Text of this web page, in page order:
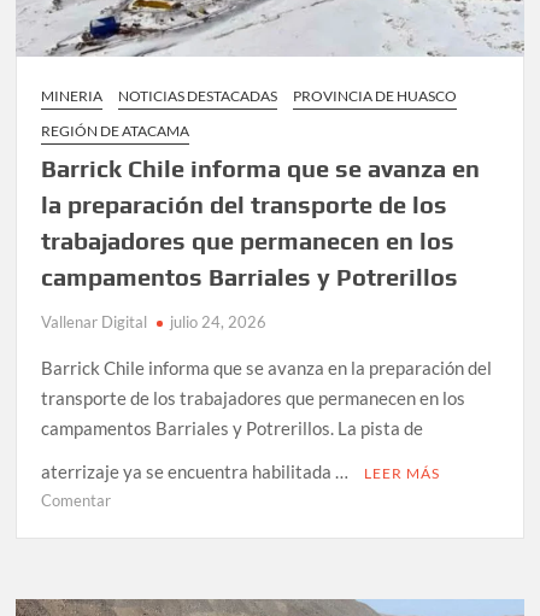
a
Barrick
MINERIA NOTICIAS DESTACADAS
PROVINCIA DE HUASCO
REGIÓN DE ATACAMA
Barrick Chile informa que se avanza en
la preparación del transporte de los
trabajadores que permanecen en los
campamentos Barriales y Potrerillos
Vallenar Digital julio 24, 2026
Barrick Chile informa que se avanza en la preparación del
transporte de los trabajadores que permanecen en los
campamentos Barriales y Potrerillos. La pista de
aterrizaje ya se encuentra habilitada …
LEER MÁS
Comentaren
que